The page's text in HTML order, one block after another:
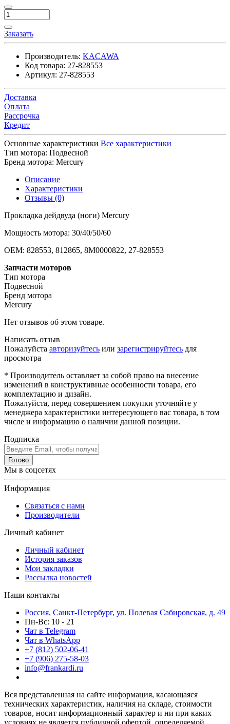
Заказать
Производитель: KACAWA
Код товара: 27-828553
Артикул: 27-828553
Доставка
Оплата
Рассрочка
Кредит
Основные характеристики Все характеристики
Тип мотора: Подвесной
Бренд мотора: Mercury
Описание
Характеристики
Отзывы (0)
Прокладка дейдвуда (ноги) Mercury
Мощность мотора: 30/40/50/60
OEM: 828553, 812865, 8M0000822, 27-828553
Запчасти моторов
Тип мотора
Подвесной
Бренд мотора
Mercury
Нет отзывов об этом товаре.
Написать отзыв
Пожалуйста авторизуйтесь или зарегистрируйтесь для
просмотра
* Производитель оставляет за собой право на внесение
изменений в конструктивные особенности товара, его
комплектацию и дизайн.
Пожалуйста, перед совершением покупки уточняйте у
менеджера характеристики интересующего вас товара, в том
числе и информацию о наличии данной позиции.
Подписка
Готово
Мы в соцсетях
Информация
Связаться с нами
Производители
Личный кабинет
Личный кабинет
История заказов
Мои закладки
Рассылка новостей
Наши контакты
Россия, Санкт-Петербург, ул. Полевая Сабировская, д. 49
Пн-Вс: 10 - 21
Чат в Telegram
Чат в WhatsApp
+7 (812) 502-06-41
+7 (906) 275-58-03
info@frankardi.ru
Вся представленная на сайте информация, касающаяся
технических характеристик, наличия на складе, стоимости
товаров, носит информационный характер и ни при каких
условиях не является публичной офертой, определяемой